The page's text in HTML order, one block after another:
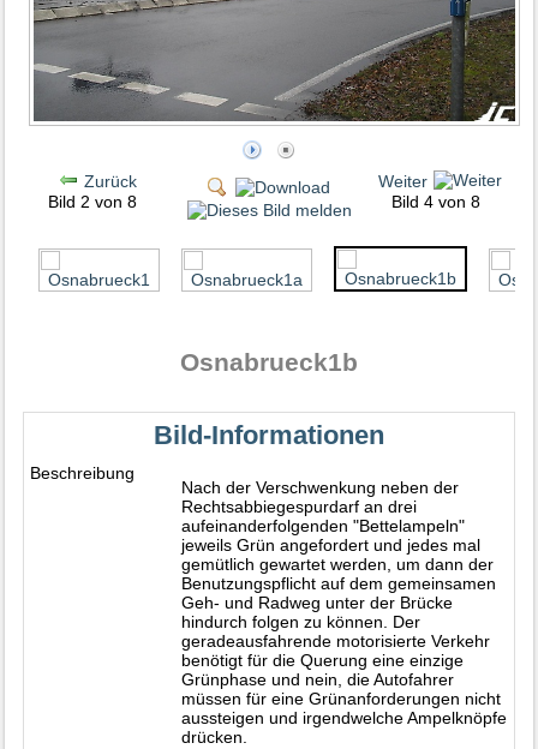
Zurück
Bild 2 von 8
Weiter
Bild 4 von 8
Osnabrueck1b
Bild-Informationen
Beschreibung
Nach der Verschwenkung neben der
Rechtsabbiegespurdarf an drei
aufeinanderfolgenden "Bettelampeln"
jeweils Grün angefordert und jedes mal
gemütlich gewartet werden, um dann der
Benutzungspflicht auf dem gemeinsamen
Geh- und Radweg unter der Brücke
hindurch folgen zu können. Der
geradeausfahrende motorisierte Verkehr
benötigt für die Querung eine einzige
Grünphase und nein, die Autofahrer
müssen für eine Grünanforderungen nicht
aussteigen und irgendwelche Ampelknöpfe
drücken.